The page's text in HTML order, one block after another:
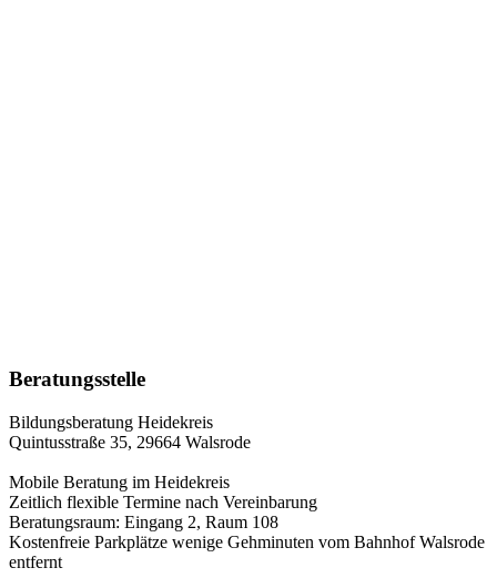
Beratungsstelle
Bildungsberatung Heidekreis
Quintusstraße 35, 29664 Walsrode
Mobile Beratung im Heidekreis
Zeitlich flexible Termine nach Vereinbarung
Beratungsraum: Eingang 2, Raum 108
Kostenfreie Parkplätze wenige Gehminuten vom Bahnhof Walsrode
entfernt